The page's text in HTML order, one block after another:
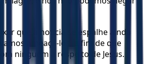
que a notícia se espalhe ainda
ameaçá-los, a fim de que
ninguém a respeito de Jesus.